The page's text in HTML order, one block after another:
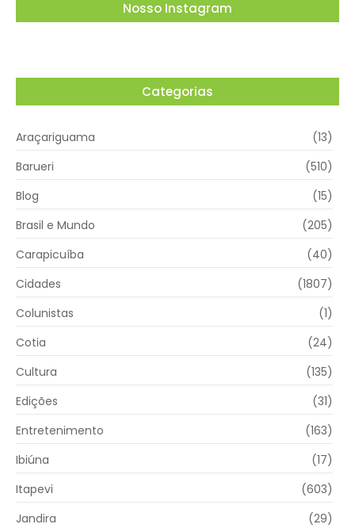
Nosso Instagram
Categorias
Araçariguama
(13)
Barueri
(510)
Blog
(15)
Brasil e Mundo
(205)
Carapicuíba
(40)
Cidades
(1807)
Colunistas
(1)
Cotia
(24)
Cultura
(135)
Edições
(31)
Entretenimento
(163)
Ibiúna
(17)
Itapevi
(603)
Jandira
(29)